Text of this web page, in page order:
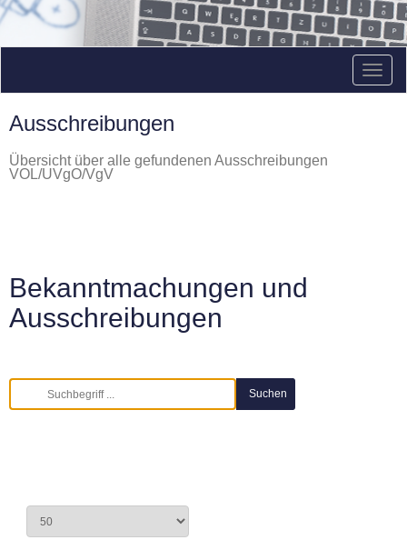
Ausschreibungen
Übersicht über alle gefundenen Ausschreibungen
VOL/UVgO/VgV
Bekanntmachungen und
Ausschreibungen